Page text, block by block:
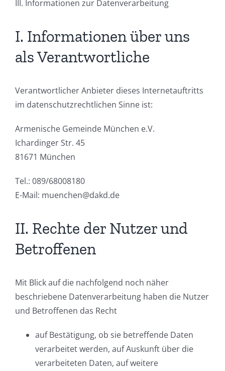
III. Informationen zur Datenverarbeitung
I. Informationen über uns
als Verantwortliche
Verantwortlicher Anbieter dieses Internetauftritts
im datenschutzrechtlichen Sinne ist:
Armenische Gemeinde München e.V.
Ichardinger Str. 45
81671 München
Tel.: 089/68008180
E-Mail: muenchen@dakd.de
II. Rechte der Nutzer und
Betroffenen
Mit Blick auf die nachfolgend noch näher
beschriebene Datenverarbeitung haben die Nutzer
und Betroffenen das Recht
auf Bestätigung, ob sie betreffende Daten
verarbeitet werden, auf Auskunft über die
verarbeiteten Daten, auf weitere